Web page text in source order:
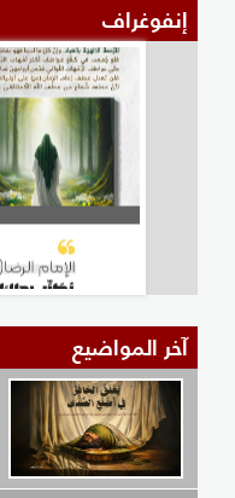
إنفوغراف
آخر المواضيع